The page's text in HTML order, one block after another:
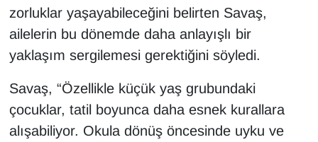
zorluklar yaşayabileceğini belirten Savaş,
ailelerin bu dönemde daha anlayışlı bir
yaklaşım sergilemesi gerektiğini söyledi.
Savaş, “Özellikle küçük yaş grubundaki
çocuklar, tatil boyunca daha esnek kurallara
alışabiliyor. Okula dönüş öncesinde uyku ve